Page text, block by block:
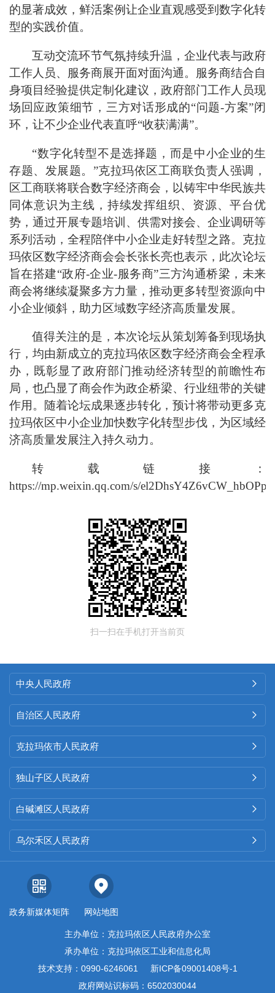
的显著成效 ， 鲜活案例让企业直观感受到数字化转
型的实践价值。
互动交流环节气氛持续升温，企业代表与政府
工作人员、服务商展开面对面沟通。服务商结合自
身项目经验提供定制化建议，政府部门工作人员现
场回应政策细节，三方对话形成的“问题-方案”闭
环，让不少企业代表直呼“收获满满”。
“数字化转型不是选择题，而是中小企业的生
存题、发展题。”克拉玛依区工商联负责人强调，
区工商联将联合数字经济商会，以铸牢中华民族共
同体意识为主线，持续发挥组织、资源、平台优
势，通过开展专题培训、供需对接会、企业调研等
系列活动，全程陪伴中小企业走好转型之路。克拉
玛依区数字经济商会会长张长亮也表示，此次论坛
旨在搭建“政府-企业-服务商”三方沟通桥梁，未来
商会将继续凝聚多方力量，推动更多转型资源向中
小企业倾斜，助力区域数字经济高质量发展。
值得关注的是，本次论坛从策划筹备到现场执
行，均由新成立的克拉玛依区数字经济商会全程承
办，既彰显了政府部门推动经济转型的前瞻性布
局，也凸显了商会作为政企桥梁、行业纽带的关键
作用。随着论坛成果逐步转化，预计将带动更多克
拉玛依区中小企业加快数字化转型步伐，为区域经
济高质量发展注入持久动力。
转载链接：
https://mp.weixin.qq.com/s/
扫一扫在手机打开当前页
中央人民政府 
自治区人民政府 
克拉玛依市人民政府 
独山子区人民政府 
白碱滩区人民政府 
乌尔禾区人民政府 
政务新媒体矩阵 网站地图
主办单位：克拉玛依区人民政府办公室
承办单位：克拉玛依区工业和信息化局
技术支持：0990-6246061
新ICP备09001408号-1
政府网站识标码：6502030044